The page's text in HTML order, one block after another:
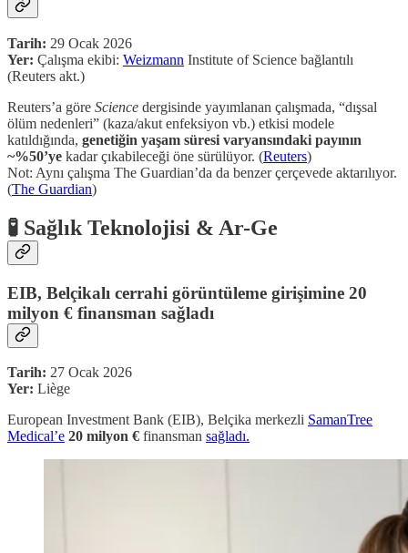
Tarih: 29 Ocak 2026
Yer: Çalışma ekibi: Weizmann Institute of Science bağlantılı
(Reuters akt.)
Reuters’a göre Science dergisinde yayımlanan çalışmada, “dışsal
ölüm nedenleri” (kaza/akut enfeksiyon vb.) etkisi modele
katıldığında, genetiğin yaşam süresi varyansındaki payının
~%50’ye kadar çıkabileceği öne sürülüyor. (Reuters)
Not: Aynı çalışma The Guardian’da da benzer çerçevede aktarılıyor.
(The Guardian)
🧪 Sağlık Teknolojisi & Ar-Ge
EIB, Belçikalı cerrahi görüntüleme girişimine 20
milyon € finansman sağladı
Tarih: 27 Ocak 2026
Yer: Liège
European Investment Bank (EIB), Belçika merkezli SamanTree
Medical’e 20 milyon € finansman sağladı.